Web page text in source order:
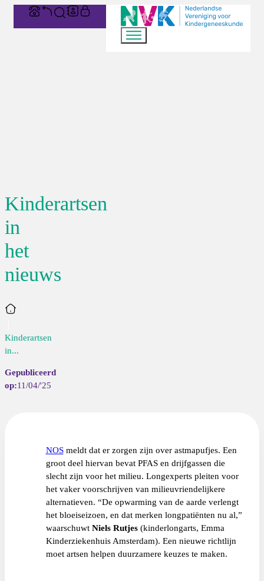
Kinderartsen
in
het
nieuws
Home
Kinderartsen
in...
11/04/'25
NOSmeldt dat er zorgen zijn over astmapufjes. Een
groot deel hiervan bevat PFAS en drijfgassen die
slecht zijn voor het milieu. Longexperts pleiten voor
het vaker voorschrijven van milieuvriendelijkere
alternatieven. “De opwarming van de aarde verlengt
het bloeiseizoen, en dat merken longpatiënten nu al,”
waarschuwt Niels Rutjes (kinderlongarts, Emma
Kinderziekenhuis Amsterdam). Een nieuwe richtlijn
moet artsen helpen duurzamere keuzes te maken.